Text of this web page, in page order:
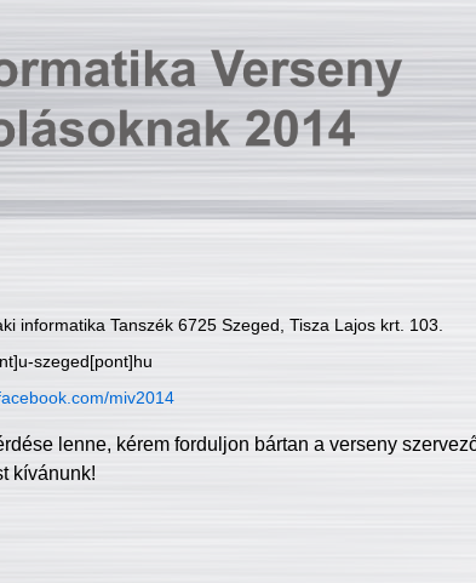
informatika Tanszék 6725 Szeged, Tisza Lajos krt. 103.
szeged[pont]hu
miv2014
lenne, kérem forduljon bártan a verseny
kívánunk!